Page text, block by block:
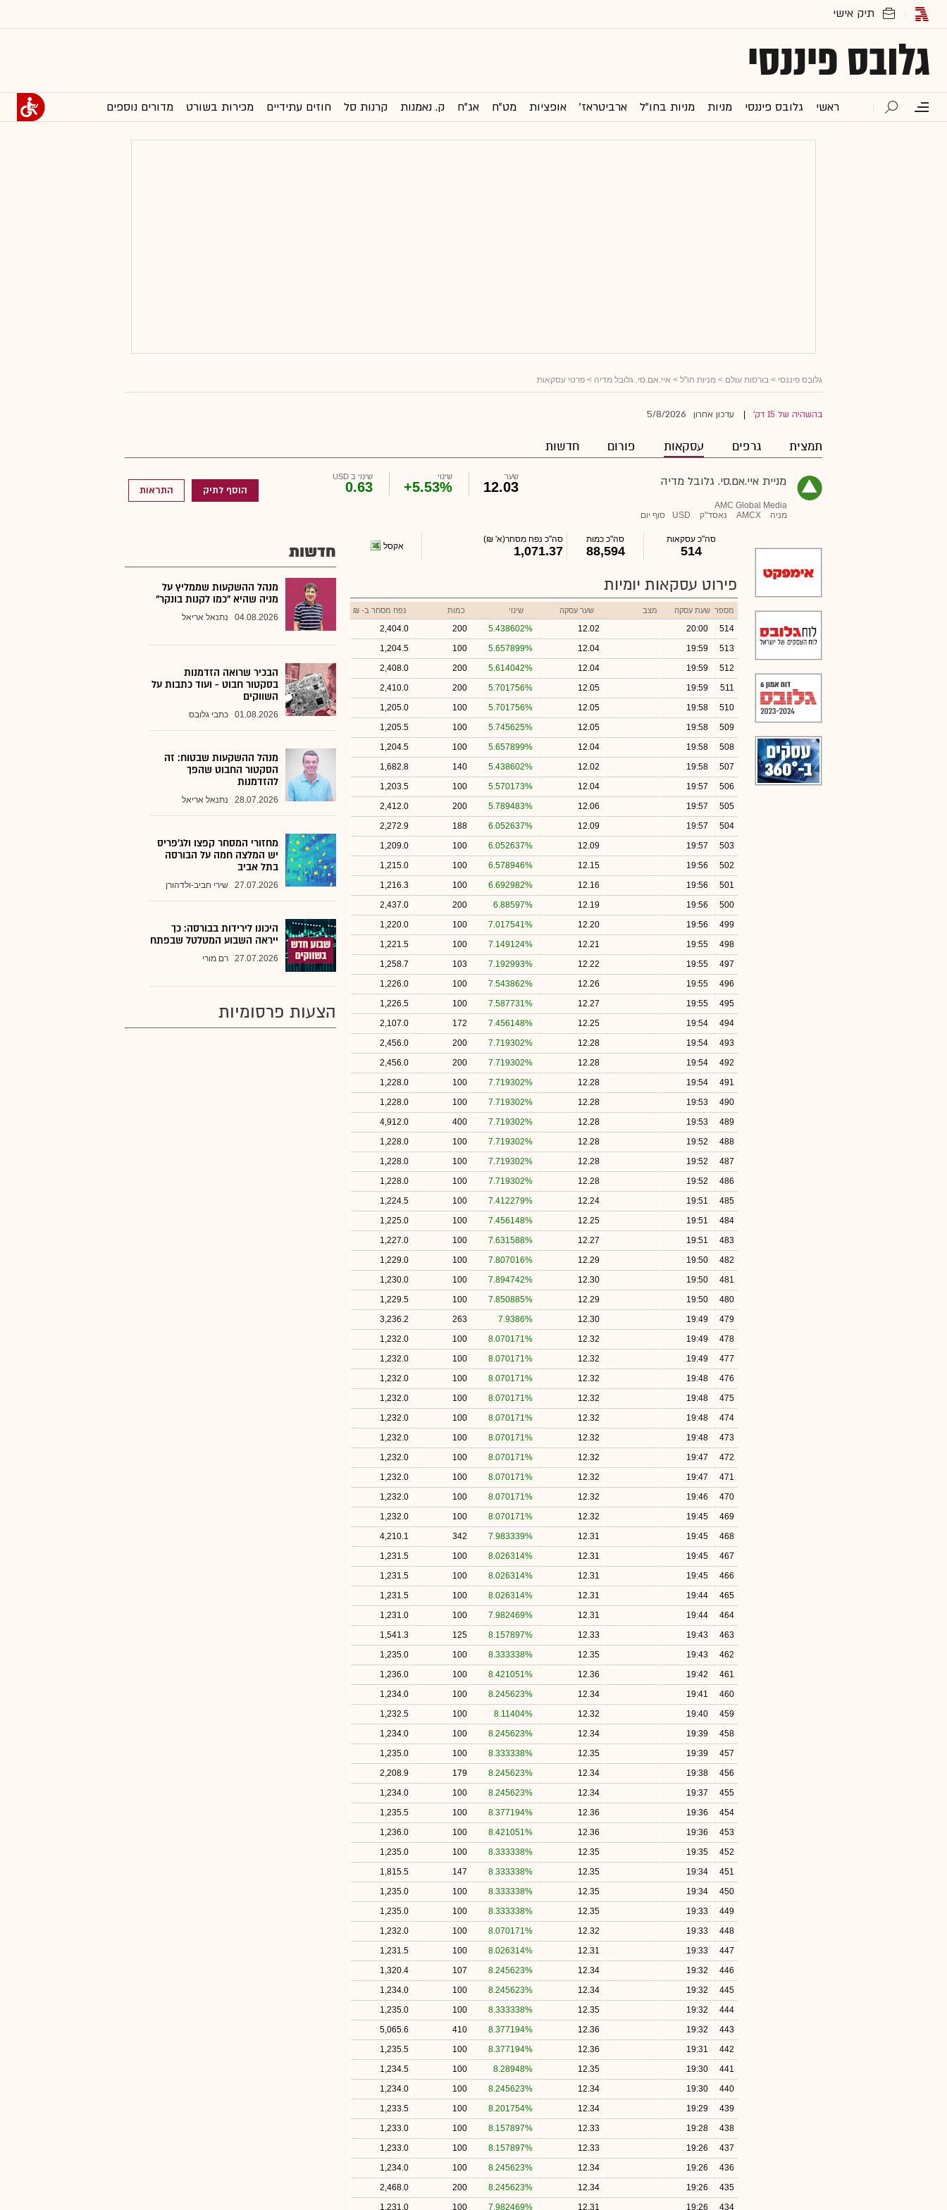
גלובס פיננסי
ראשי גלובס פיננסי מניות מניות בחו"ל ארביטראז' אופציות מט"ח אג"ח ק. נאמנות קרנות סל חוזים עתידיים מכירות בשורט מדורים נוספים
גלובס פיננסי > בורסות עולם > מניות חו"ל > איי.אם.סי. גלובל מדיה > פרטי עסקאות
בהשהיה של 15 דק' עדכון אחרון 5/8/2026
תמצית גרפים עסקאות פורום חדשות
מניית איי.אם.סי. גלובל מדיה
AMC Global Media
מניה
AMCX נאסד"ק USD סוף יום
שער
12.03
שינוי
+5.53%
שינוי ב USD
0.63 הוסף לתיק התראות
סה"כ עסקאות
514
סה"כ כמות
88,594
סה"כ נפח מסחר(א' ₪)
1,071.37 אקסל
פירוט עסקאות יומיות
מספר שעת עסקה מצב שער עסקה שינוי כמות נפח מסחר ב- ₪
514
20:00
12.02
5.438602%
200
2,404.0
513
19:59
12.04
5.657899%
100
1,204.5
512
19:59
12.04
5.614042%
200
2,408.0
511
19:59
12.05
5.701756%
200
2,410.0
510
19:58
12.05
5.701756%
100
1,205.0
509
19:58
12.05
5.745625%
100
1,205.5
508
19:58
12.04
5.657899%
100
1,204.5
507
19:58
12.02
5.438602%
140
1,682.8
506
19:57
12.04
5.570173%
100
1,203.5
505
19:57
12.06
5.789483%
200
2,412.0
504
19:57
12.09
6.052637%
188
2,272.9
503
19:57
12.09
6.052637%
100
1,209.0
502
19:56
12.15
6.578946%
100
1,215.0
501
19:56
12.16
6.692982%
100
1,216.3
500
19:56
12.19
6.88597%
200
2,437.0
499
19:56
12.20
7.017541%
100
1,220.0
498
19:55
12.21
7.149124%
100
1,221.5
497
19:55
12.22
7.192993%
103
1,258.7
496
19:55
12.26
7.543862%
100
1,226.0
495
19:55
12.27
7.587731%
100
1,226.5
494
19:54
12.25
7.456148%
172
2,107.0
493
19:54
12.28
7.719302%
200
2,456.0
492
19:54
12.28
7.719302%
200
2,456.0
491
19:54
12.28
7.719302%
100
1,228.0
490
19:53
12.28
7.719302%
100
1,228.0
489
19:53
12.28
7.719302%
400
4,912.0
488
19:52
12.28
7.719302%
100
1,228.0
487
19:52
12.28
7.719302%
100
1,228.0
486
19:52
12.28
7.719302%
100
1,228.0
485
19:51
12.24
7.412279%
100
1,224.5
484
19:51
12.25
7.456148%
100
1,225.0
483
19:51
12.27
7.631588%
100
1,227.0
482
19:50
12.29
7.807016%
100
1,229.0
481
19:50
12.30
7.894742%
100
1,230.0
480
19:50
12.29
7.850885%
100
1,229.5
479
19:49
12.30
7.9386%
263
3,236.2
478
19:49
12.32
8.070171%
100
1,232.0
477
19:49
12.32
8.070171%
100
1,232.0
476
19:48
12.32
8.070171%
100
1,232.0
475
19:48
12.32
8.070171%
100
1,232.0
474
19:48
12.32
8.070171%
100
1,232.0
473
19:48
12.32
8.070171%
100
1,232.0
472
19:47
12.32
8.070171%
100
1,232.0
471
19:47
12.32
8.070171%
100
1,232.0
470
19:46
12.32
8.070171%
100
1,232.0
469
19:45
12.32
8.070171%
100
1,232.0
468
19:45
12.31
7.983339%
342
4,210.1
467
19:45
12.31
8.026314%
100
1,231.5
466
19:45
12.31
8.026314%
100
1,231.5
465
19:44
12.31
8.026314%
100
1,231.5
464
19:44
12.31
7.982469%
100
1,231.0
463
19:43
12.33
8.157897%
125
1,541.3
462
19:43
12.35
8.333338%
100
1,235.0
461
19:42
12.36
8.421051%
100
1,236.0
460
19:41
12.34
8.245623%
100
1,234.0
459
19:40
12.32
8.11404%
100
1,232.5
458
19:39
12.34
8.245623%
100
1,234.0
457
19:39
12.35
8.333338%
100
1,235.0
456
19:38
12.34
8.245623%
179
2,208.9
455
19:37
12.34
8.245623%
100
1,234.0
454
19:36
12.36
8.377194%
100
1,235.5
453
19:36
12.36
8.421051%
100
1,236.0
452
19:35
12.35
8.333338%
100
1,235.0
451
19:34
12.35
8.333338%
147
1,815.5
450
19:34
12.35
8.333338%
100
1,235.0
449
19:33
12.35
8.333338%
100
1,235.0
448
19:33
12.32
8.070171%
100
1,232.0
447
19:33
12.31
8.026314%
100
1,231.5
446
19:32
12.34
8.245623%
107
1,320.4
445
19:32
12.34
8.245623%
100
1,234.0
444
19:32
12.35
8.333338%
100
1,235.0
443
19:32
12.36
8.377194%
410
5,065.6
442
19:31
12.36
8.377194%
100
1,235.5
441
19:30
12.35
8.28948%
100
1,234.5
440
19:30
12.34
8.245623%
100
1,234.0
439
19:29
12.34
8.201754%
100
1,233.5
438
19:28
12.33
8.157897%
100
1,233.0
437
19:26
12.33
8.157897%
100
1,233.0
436
19:26
12.34
8.245623%
100
1,234.0
435
19:26
12.34
8.245623%
200
2,468.0
434
19:26
12.31
7.982469%
100
1,231.0
חדשות
מנהל ההשקעות שממליץ על
מניה שהיא "כמו לקנות בונקר"
04.08.2026 נתנאל אריאל
הבכיר שרואה הזדמנות
בסקטור חבוט - ועוד כתבות על
השווקים
01.08.2026 כתבי גלובס
מנהל ההשקעות שבטוח: זה
הסקטור החבוט שהפך
להזדמנות
28.07.2026 נתנאל אריאל
מחזורי המסחר קפצו ולג'פריס
יש המלצה חמה על הבורסה
בתל אביב
27.07.2026 שירי חביב-ולדהורן
היכונו לירידות בבורסה: כך
ייראה השבוע המטלטל שבפתח
27.07.2026 רם מורי
הצעות פרסומיות